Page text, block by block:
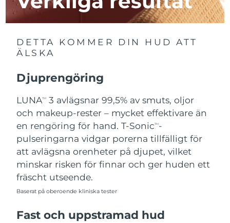
DETTA KOMMER DIN HUD ATT
ÄLSKA
Djuprengöring
LUNATM
3 avlägsnar 99,5% av smuts, oljor
och makeup-rester – mycket effektivare än
en rengöring för hand. T-SonicTM-
pulseringarna vidgar porerna tillfälligt för
att avlägsna orenheter på djupet, vilket
minskar risken för finnar och ger huden ett
fräscht utseende.
Baserat på oberoende kliniska tester
Fast och uppstramad hud
Macao SAR Förväntad leverans8/10/26
Malaysia Förväntad leverans 8/11/26
Malta
Mexiko Förväntad leverans
Nederländerna Förväntad leverans 8/8/26
Nya Zeeland Förväntad leverans 8/8/26
Norge
Oman Förväntad leverans